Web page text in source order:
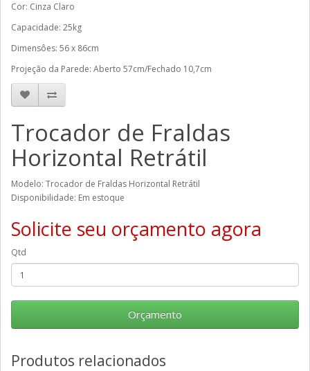
Cor: Cinza Claro
Capacidade: 25kg
Dimensôes: 56 x 86cm
Projeção da Parede: Aberto 57cm/Fechado 10,7cm
Trocador de Fraldas
Horizontal Retrátil
Modelo: Trocador de Fraldas Horizontal Retrátil
Disponibilidade: Em estoque
Solicite seu orçamento agora
Qtd
Orçamento
Produtos relacionados